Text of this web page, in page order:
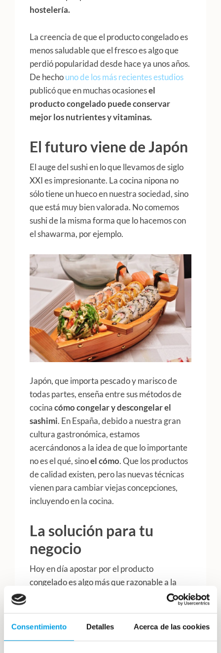
Consentimiento Detalles Acerca de las cookies
hostelería.
La creencia de que el producto congelado es
menos saludable que el fresco es algo que
perdió popularidad desde hace ya unos años.
De hechouno de los más recientes estudios
publicó que en muchas ocasionesel
producto congelado puede conservar
mejor los nutrientes y vitaminas.
El futuro viene de Japón
El auge del sushi en lo que llevamos de siglo
XXI es impresionante. La cocina nipona no
sólo tiene un hueco en nuestra sociedad, sino
que está muy bien valorada. No comemos
sushi de la misma forma que lo hacemos con
el shawarma, por ejemplo.
Japón, que importa pescado y marisco de
todas partes, enseña entre sus métodos de
cocinacómo congelar y descongelar el
sashimi. En España, debido a nuestra gran
cultura gastronómica, estamos
acercándonos a la idea de que lo importante
no es el qué, sinoel cómo. Que los productos
de calidad existen, pero las nuevas técnicas
vienen para cambiar viejas concepciones,
incluyendo en la cocina.
La solución para tu
negocio
Hoy en día apostar por el producto
congelado es algo más que razonable a la
botón de pausa de la naturaleza
y pulsar